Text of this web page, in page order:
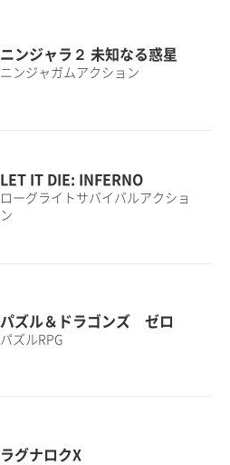
ニンジャラ２ 未知なる惑星
ニンジャガムアクション
LET IT DIE: INFERNO
ローグライトサバイバルアクショ
ン
パズル＆ドラゴンズ ゼロ
パズルRPG
ラグナロクX